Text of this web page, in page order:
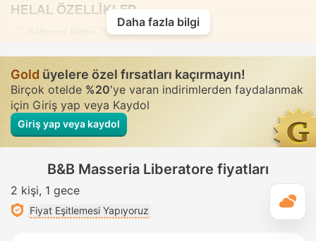
HELAL ÖZELLİKLER
• Tüm odalarda
Daha fazla bilgi
Goldüyelere özel fırsatları kaçırmayın!
Birçok otelde%20'ye varan indirimlerden faydalanmak
için Giriş yap veya Kaydol
Giriş yap veya kaydol
B&B Masseria Liberatore fiyatları
2 kişi 1 gece
Fiyat Eşitlemesi Yapıyoruz